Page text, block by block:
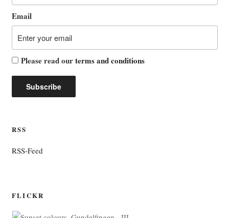
Email
Please read ourterms and conditions
RSS
RSS-Feed
FLICKR